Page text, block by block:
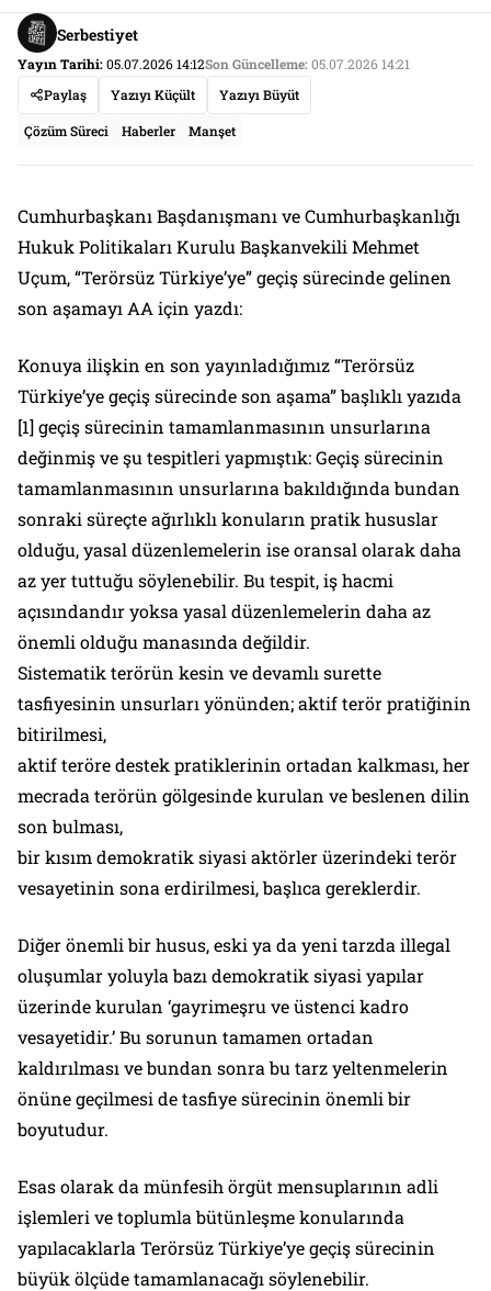
Serbestiyet
Yayın Tarihi:05.07.2026 14:12Son Güncelleme:05.07.2026 14:21
Paylaş
Yazıyı Küçült Yazıyı Büyüt
Çözüm Süreci Haberler Manşet
Cumhurbaşkanı Başdanışmanı ve Cumhurbaşkanlığı
Hukuk Politikaları Kurulu Başkanvekili Mehmet
Uçum, “Terörsüz Türkiye’ye” geçiş sürecinde gelinen
son aşamayı AA için yazdı:
Konuya ilişkin en son yayınladığımız “Terörsüz
Türkiye’ye geçiş sürecinde son aşama” başlıklı yazıda
[1] geçiş sürecinin tamamlanmasının unsurlarına
değinmiş ve şu tespitleri yapmıştık: Geçiş sürecinin
tamamlanmasının unsurlarına bakıldığında bundan
sonraki süreçte ağırlıklı konuların pratik hususlar
olduğu, yasal düzenlemelerin ise oransal olarak daha
az yer tuttuğu söylenebilir. Bu tespit, iş hacmi
açısındandır yoksa yasal düzenlemelerin daha az
önemli olduğu manasında değildir.
Sistematik terörün kesin ve devamlı surette
tasfiyesinin unsurları yönünden; aktif terör pratiğinin
bitirilmesi,
⁠aktif teröre destek pratiklerinin ortadan kalkması, her
mecrada terörün gölgesinde kurulan ve beslenen dilin
son bulması,
bir kısım demokratik siyasi aktörler üzerindeki terör
vesayetinin sona erdirilmesi, başlıca gereklerdir.
Diğer önemli bir husus, eski ya da yeni tarzda illegal
oluşumlar yoluyla bazı demokratik siyasi yapılar
üzerinde kurulan ‘gayrimeşru ve üstenci kadro
vesayetidir.’ Bu sorunun tamamen ortadan
kaldırılması ve bundan sonra bu tarz yeltenmelerin
önüne geçilmesi de tasfiye sürecinin önemli bir
boyutudur.
Esas olarak da münfesih örgüt mensuplarının adli
işlemleri ve toplumla bütünleşme konularında
yapılacaklarla Terörsüz Türkiye’ye geçiş sürecinin
büyük ölçüde tamamlanacağı söylenebilir.